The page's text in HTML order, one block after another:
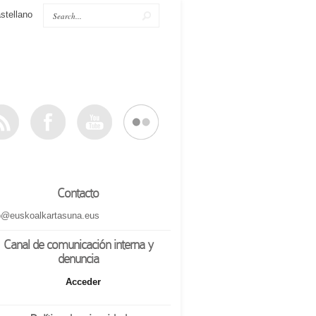
Contacto
Canal de comunicación interna y
denuncia
Acceder